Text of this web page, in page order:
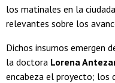
los matinales en la
relevantes sobre los
Dichos insumos emergen
la doctora Lorena
encabeza el proyecto; los